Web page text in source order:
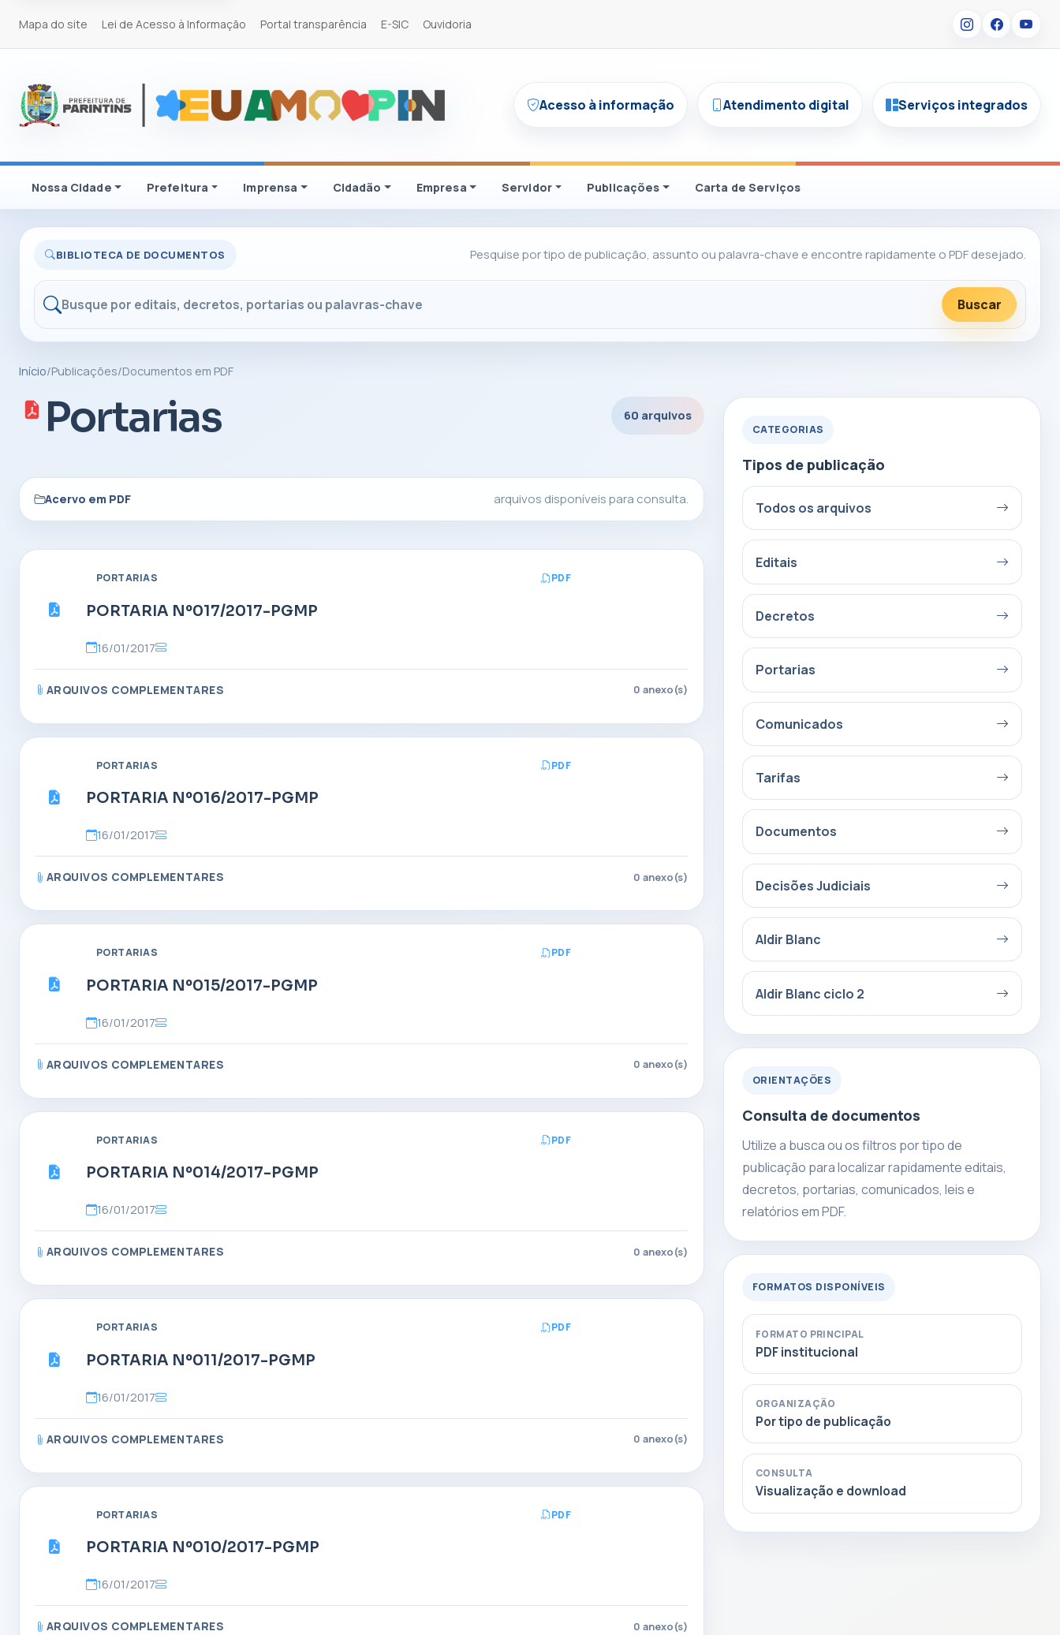
Mapa do site Lei de Acesso à Informação Portal transparência E-SIC Ouvidoria
Acesso à informação Atendimento digital Serviços integrados
Nossa Cidade Prefeitura Imprensa Cidadão Empresa Servidor Publicações Carta de Serviços
BIBLIOTECA DE DOCUMENTOS Pesquise por tipo de publicação, assunto ou palavra-chave e encontre rapidamente o PDF desejado.
Buscar documentos em PDF Buscar
Início/Publicações/Documentos em PDF
Portarias 60 arquivos
Acervo em PDF arquivos disponíveis para consulta.
PORTARIAS PDF
PORTARIA Nº017/2017-PGMP
16/01/2017
ARQUIVOS COMPLEMENTARES 0 anexo(s)
PORTARIAS PDF
PORTARIA Nº016/2017-PGMP
16/01/2017
ARQUIVOS COMPLEMENTARES 0 anexo(s)
PORTARIAS PDF
PORTARIA Nº015/2017-PGMP
16/01/2017
ARQUIVOS COMPLEMENTARES 0 anexo(s)
PORTARIAS PDF
PORTARIA Nº014/2017-PGMP
16/01/2017
ARQUIVOS COMPLEMENTARES 0 anexo(s)
PORTARIAS PDF
PORTARIA Nº011/2017-PGMP
16/01/2017
ARQUIVOS COMPLEMENTARES 0 anexo(s)
PORTARIAS PDF
PORTARIA Nº010/2017-PGMP
16/01/2017
ARQUIVOS COMPLEMENTARES 0 anexo(s)
CATEGORIAS
Tipos de publicação
Todos os arquivos
Editais
Decretos
Portarias
Comunicados
Tarifas
Documentos
Decisões Judiciais
Aldir Blanc
Aldir Blanc ciclo 2
ORIENTAÇÕES
Consulta de documentos
Utilize a busca ou os filtros por tipo de
publicação para localizar rapidamente editais,
decretos, portarias, comunicados, leis e
relatórios em PDF.
FORMATOS DISPONÍVEIS
FORMATO PRINCIPAL
PDF institucional
ORGANIZAÇÃO
Por tipo de publicação
CONSULTA
Visualização e download